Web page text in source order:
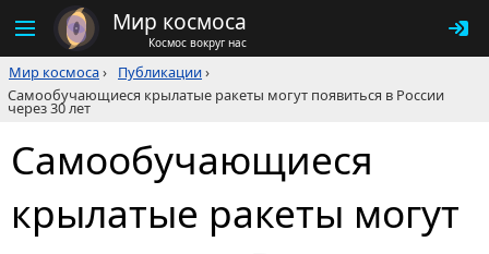
Мир космоса
Космос вокруг нас
Мир космоса› Публикации›
Самообучающиеся крылатые ракеты могут появиться в России
через 30 лет
Самообучающиеся
крылатые ракеты могут